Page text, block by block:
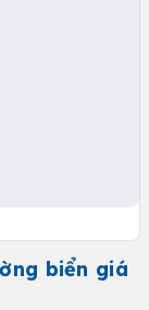
biển giá